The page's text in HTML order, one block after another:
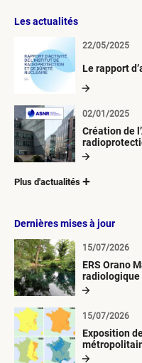
Les actualités
Le rapport
22/05/2025
Création de
02/01/2025
Plus d'actualités
Dernières mises à jour
ERS Orano
15/07/2026
Exposition
radioactives
15/07/2026